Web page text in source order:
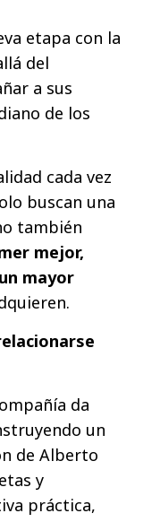
etapa con la
del
a sus
de los
cada vez
buscan una
también
mejor,
mayor
da
un
de Alberto
y
práctica,